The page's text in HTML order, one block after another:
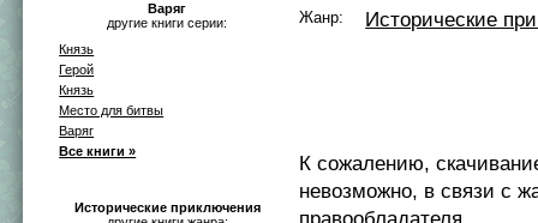
Варяг
другие книги серии:
Князь
Герой
Князь
Место для битвы
Варяг
Все книги »
Исторические приключения
Жанр: Исторические
К сожалению,
невозможно, в связи с